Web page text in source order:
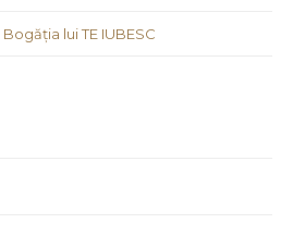
Bogăția lui TE IUBESC